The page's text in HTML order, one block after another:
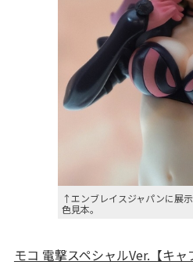
↑エンブレイスジャパンに展
色見本。
モコ 電撃スペシャルVer.【キャ